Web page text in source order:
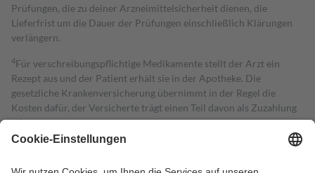
Prüfungen, die zu deiner Arzneimittelsicherheit dienen, die
Lieferfrist um die Dauer der Prüfungen einschließlich Klärungen
verlängern.
4Für verschreibungspflichtige Medikamente stellt der Arzt ein
Rezept aus und der Patient erhält sie in der Apotheke. Die
gesetzliche Krankenversicherung übernimmt in der Regel die
Kosten dafür, der Versicherte trägt einen Teil davon als Zuzahlung
mit.
Grundsätzlich leisten Mitglieder Zuzahlungen in Höhe von zehn
höchstens zehn Euro.
Es sind jedoch nie mehr als die tatsächlichen